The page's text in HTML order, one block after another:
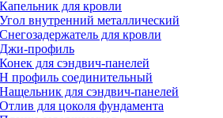
Капельник для кровли
Угол внутренний металлический
Снегозадержатель для кровли
Джи-профиль
Конек для сэндвич-панелей
Н профиль соединительный
Нащельник для сэндвич-панелей
Отлив для цоколя фундамента